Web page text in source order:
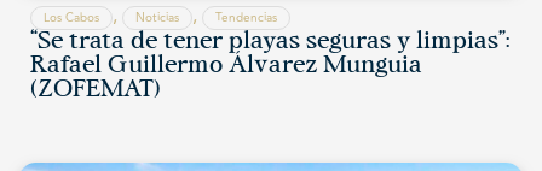
Los Cabos , Noticias , Tendencias
“Se trata de tener playas seguras y limpias”:
Rafael Guillermo Álvarez Munguia
(ZOFEMAT)